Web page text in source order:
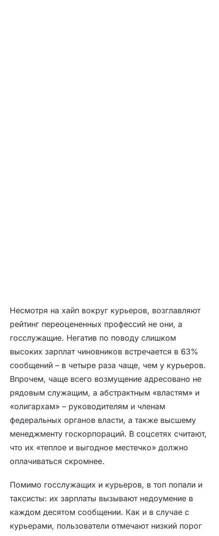
Несмотря на хайп вокруг курьеров, возглавляют
рейтинг переоцененных профессий не они, а
госслужащие. Негатив по поводу слишком
высоких зарплат чиновников встречается в 63%
сообщений – в четыре раза чаще, чем у курьеров.
Впрочем, чаще всего возмущение адресовано не
рядовым служащим, а абстрактным «властям» и
«олигархам» – руководителям и членам
федеральных органов власти, а также высшему
менеджменту госкорпораций. В соцсетях считают,
что их «теплое и выгодное местечко» должно
оплачиваться скромнее.
Помимо госслужащих и курьеров, в топ попали и
таксисты: их зарплаты вызывают недоумение в
каждом десятом сообщении. Как и в случае с
курьерами, пользователи отмечают низкий порог